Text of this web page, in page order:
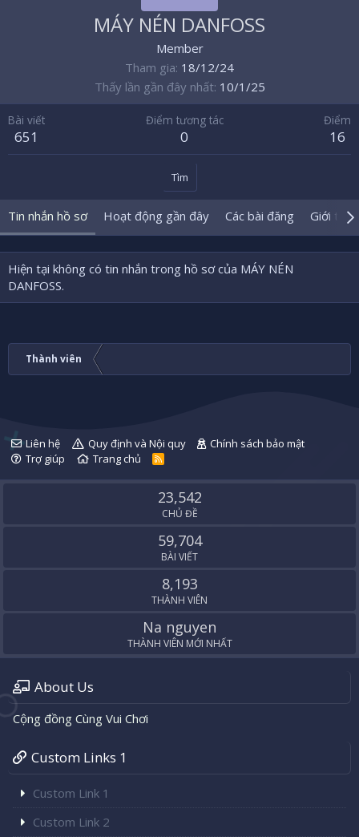
MÁY NÉN DANFOSS
Member
Tham gia 18/12/24
Thấy lần gần đây nhất 10/1/25
Bài viết
651
Điểm tương tác
0
Điểm
16
Tìm
Tin nhắn hồ sơ Hoạt động gần đây Các bài đăng Giới
Hiện tại không có tin nhắn trong hồ sơ của MÁY NÉN
DANFOSS.
Thành viên
Liên hệ Quy định và Nội quy
Chính sách bảo mật
Trợ giúp
Trang chủ
R
S
23,542
CHỦ ĐỀ
59,704
BÀI VIẾT
8,193
THÀNH VIÊN
Na nguyen
THÀNH VIÊN MỚI NHẤT
About Us
Cộng đồng Cùng Vui Chơi
Custom Links 1
Custom Link 1
Custom Link 2